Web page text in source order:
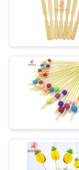
কারখানা
যোগাযোগ